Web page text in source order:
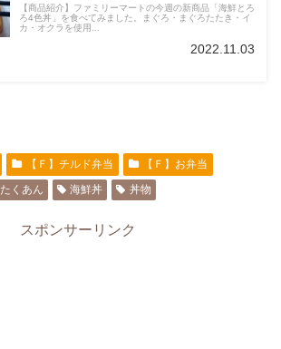
【商品紹介】ファミリーマートの今週の新商品「海鮮とろ
ろ4色丼」を食べてみました。まぐろ・まぐろたたき・イ
カ・オクラを使用...
2022.11.03
【Ｆ】チルド弁当
【Ｆ】お弁当
たくあん 海鮮丼 丼物
スポンサーリンク